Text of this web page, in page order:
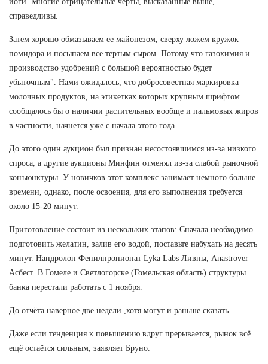
справедливы.
Затем хорошо обмазываем ее майонезом, сверху ложем кружок
помидора и посыпаем все тертым сыром. Потому что газохимия и
производство удобрений с большой вероятностью будет
убыточным". Нами ожидалось, что добросовестная маркировка
молочных продуктов, на этикетках которых крупным шрифтом
сообщалось бы о наличии растительных вообще и пальмовых жиров
в частности, начнется уже с начала этого года.
До этого один аукцион был признан несостоявшимся из-за низкого
спроса, а другие аукционы Минфин отменял из-за слабой рыночной
конъюнктуры. У новичков этот комплекс занимает немного больше
времени, однако, после освоения, для его выполнения требуется
около 15-20 минут.
Приготовление состоит из нескольких этапов: Сначала необходимо
подготовить желатин, залив его водой, поставьте набухать на десять
минут. Нандролон Фенилпропионат Lyka Labs Ливны, Anastrover
Асбест. В Гомеле и Светлогорске (Гомельская область) структуры
банка перестали работать с 1 ноября.
До отчёта наверное две недели ,хотя могут и раньше сказать.
Даже если тенденция к повышению вдруг прерывается, рынок всё
ещё остаётся сильным, заявляет Бруно.